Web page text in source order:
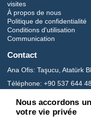
visites
À propos de nous
Politique de confidentialité
Conditions d'utilisation
Communication
Contact
Ana Ofis: Taşucu, Atatürk
Téléphone: +90 537 644
Nous accordons
votre vie privée